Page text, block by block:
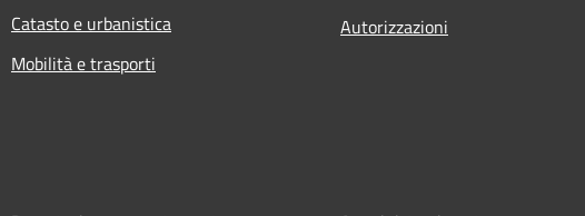
Catasto e urbanistica
Mobilità e trasporti
Autorizzazioni